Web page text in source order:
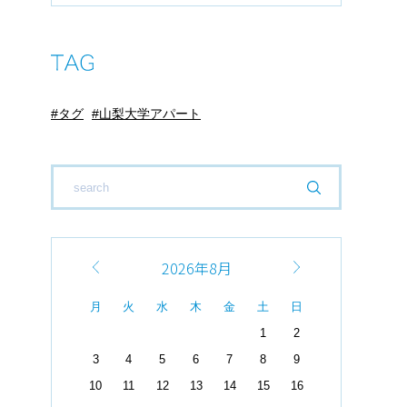
タグ 山梨大学アパート
2026年8月
月 火 水 木 金 土
日
1
2
3
4 5 6 7 8
9
10
11 12 13 14 15
16